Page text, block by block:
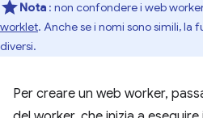
Nota : non confondere i web
worklet. Anche se i nomi sono simili, la
diversi.
Per creare un web worker,